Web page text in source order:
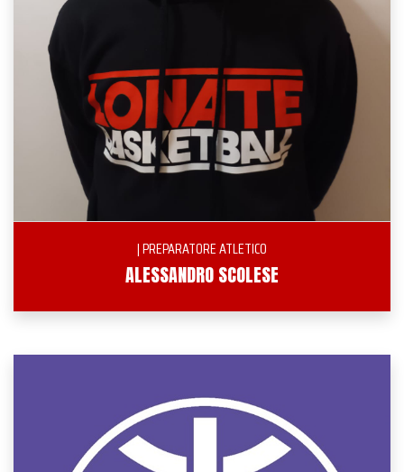
| PREPARATORE ATLETICO
ALESSANDRO SCOLESE